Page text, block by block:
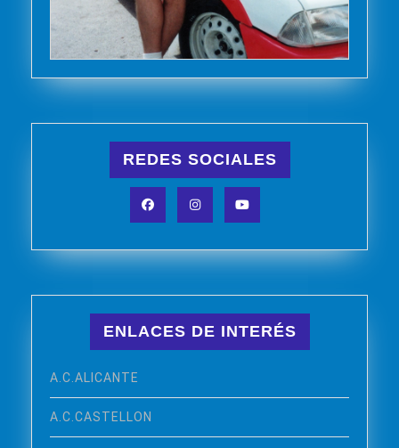
REDES SOCIALES
Facebook
ENLACES DE INTERÉS
A.C.ALICANTE
A.C.CASTELLON